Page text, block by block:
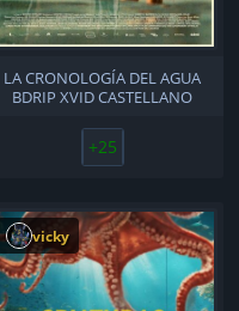
LA CRONOLOGÍA DEL AGUA
BDRIP XVID CASTELLANO
+25
vicky